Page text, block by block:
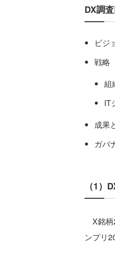
DX調
ビジ
戦略
組
IT
成果
ガバ
（1）
X銘柄
ンプリ